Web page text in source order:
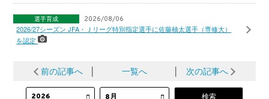
選手育成 2026/08/06
2026/27シーズン JFA・Ｊリーグ特別指定選手に佐藤柚太選手（専修大）
を認定
前の記事へ 一覧へ 次の記事へ